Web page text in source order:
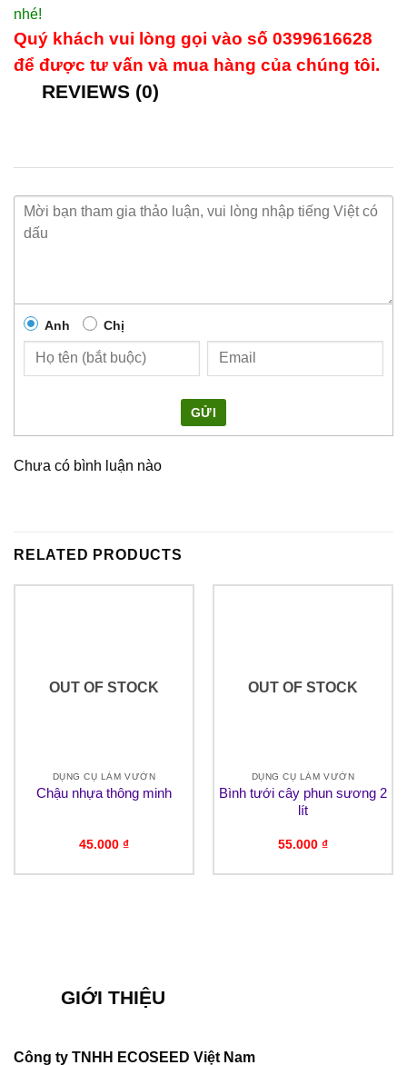
nhé!
Quý khách vui lòng gọi vào số 0399616628
để được tư vấn và mua hàng của chúng tôi.
REVIEWS (0)
Anh Chị
GỬI
Chưa có bình luận nào
RELATED PRODUCTS
OUT OF STOCK
DỤNG CỤ LÀM VƯỜN
Chậu nhựa thông minh
45.000 ₫
OUT OF STOCK
DỤNG CỤ LÀM VƯỜN
Bình tưới cây phun sương 2
lít
55.000 ₫
GIỚI THIỆU
Công ty TNHH ECOSEED Việt Nam